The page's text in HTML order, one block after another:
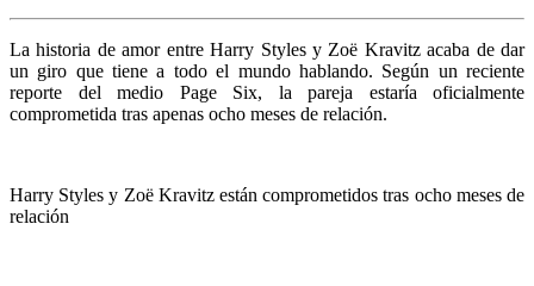
La historia de amor entre Harry Styles y Zoë Kravitz acaba de dar
un giro que tiene a todo el mundo hablando. Según un reciente
reporte del medio Page Six, la pareja estaría oficialmente
comprometida tras apenas ocho meses de relación.
Harry Styles y Zoë Kravitz están comprometidos tras ocho meses de
relación